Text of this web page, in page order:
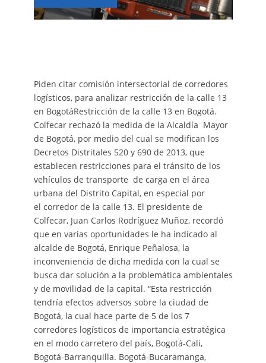
Piden citar comisión intersectorial de corredores
logísticos, para analizar restricción de la calle 13
en BogotáRestricción de la calle 13 en Bogotá.
Colfecar rechazó la medida de la Alcaldía Mayor
de Bogotá, por medio del cual se modifican los
Decretos Distritales 520 y 690 de 2013, que
establecen restricciones para el tránsito de los
vehículos de transporte de carga en el área
urbana del Distrito Capital, en especial por
el corredor de la calle 13. El presidente de
Colfecar, Juan Carlos Rodríguez Muñoz, recordó
que en varias oportunidades le ha indicado al
alcalde de Bogotá, Enrique Peñalosa, la
inconveniencia de dicha medida con la cual se
busca dar solución a la problemática ambientales
y de movilidad de la capital. “Esta restricción
tendría efectos adversos sobre la ciudad de
Bogotá, la cual hace parte de 5 de los 7
corredores logísticos de importancia estratégica
en el modo carretero del país, Bogotá-Cali,
Bogotá-Barranquilla. Bogotá-Bucaramanga,